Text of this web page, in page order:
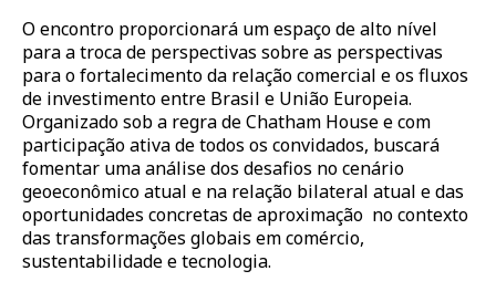
O encontro proporcionará um espaço de alto nível
para a troca de perspectivas sobre as perspectivas
para o fortalecimento da relação comercial e os fluxos
de investimento entre Brasil e União Europeia.
Organizado sob a regra de Chatham House e com
participação ativa de todos os convidados, buscará
fomentar uma análise dos desafios no cenário
geoeconômico atual e na relação bilateral atual e das
oportunidades concretas de aproximação no contexto
das transformações globais em comércio,
sustentabilidade e tecnologia.